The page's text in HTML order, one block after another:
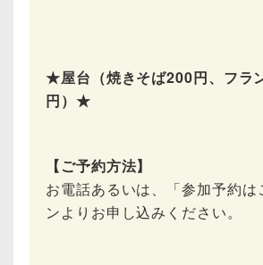
★屋台（焼きそば200円、フラ
円）★
【ご予約方法】
お電話あるいは、「参加予約は
ンよりお申し込みください。